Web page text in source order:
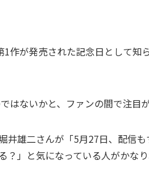
作が発売された記念日として知
ないかと、ファンの間で注目が
井雄二さんが「5月27日、配信
？」と気になっている人がかな